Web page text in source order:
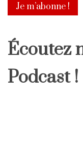
Écoutez
Podcast !